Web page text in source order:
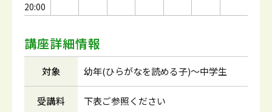
20:00
講座詳細情報
対象 幼年(ひらがなを読める子)～中学生
受講料 下表ご参照ください